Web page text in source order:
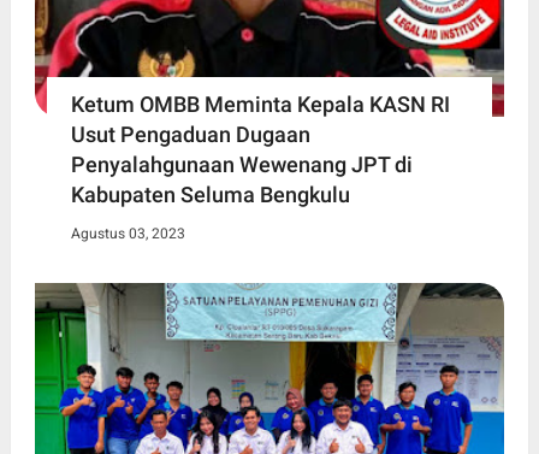
Ketum OMBB Meminta Kepala KASN RI
Usut Pengaduan Dugaan
Penyalahgunaan Wewenang JPT di
Kabupaten Seluma Bengkulu
Agustus 03, 2023